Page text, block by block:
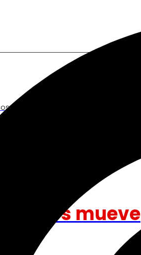
EROSKI a tu alcance.
nos mueve